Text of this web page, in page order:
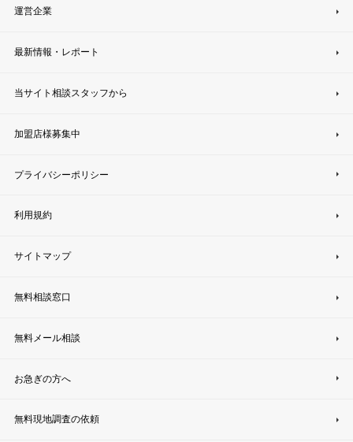
運営企業
最新情報・レポート
当サイト相談スタッフから
加盟店様募集中
プライバシーポリシー
利用規約
サイトマップ
無料相談窓口
無料メール相談
お急ぎの方へ
無料現地調査の依頼